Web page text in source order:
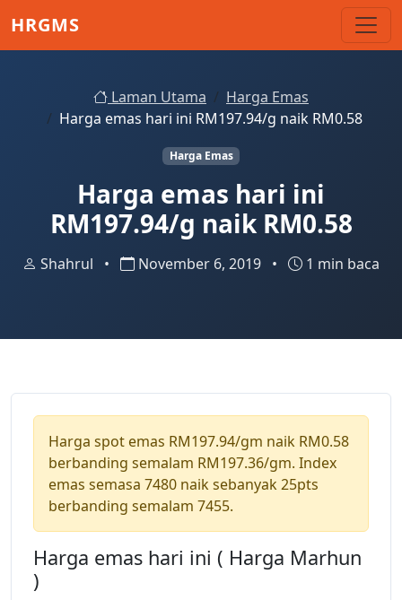
HRGMS
Laman Utama
Harga Emas
Harga emas hari ini RM197.94/g naik RM0.58
Harga Emas
Harga emas hari ini
RM197.94/g naik RM0.58
Shahrul • November 6, 2019 • 1 min baca
Harga spot emas RM197.94/gm naik RM0.58
berbanding semalam RM197.36/gm. Index
emas semasa 7480 naik sebanyak 25pts
berbanding semalam 7455.
Harga emas hari ini ( Harga Marhun
)